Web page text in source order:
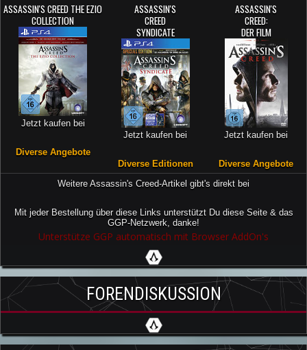
ASSASSIN'S CREED THE EZIO
COLLECTION
Jetzt kaufen bei
Diverse Angebote
ASSASSIN'S
CREED
SYNDICATE
Jetzt kaufen bei
Diverse Editionen
ASSASSIN'S
CREED:
DER FILM
Jetzt kaufen bei
Diverse Angebote
Weitere Assassin's Creed-Artikel gibt's direkt bei
Mit jeder Bestellung über diese Links unterstützt Du diese Seite & das
GGP-Netzwerk, danke!
Unterstütze GGP automatisch mit Browser AddOn's
FORENDISKUSSION